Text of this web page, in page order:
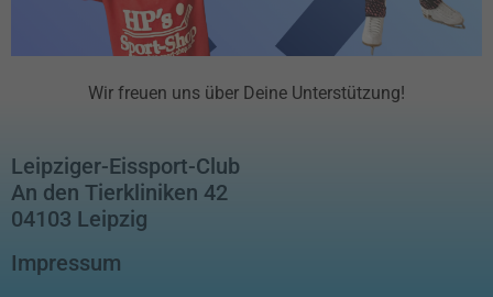
Leipziger-Eissport-Club
An den Tierkliniken 42
04103 Leipzig
Impressum
Wir freuen uns über Deine Unterstützung!